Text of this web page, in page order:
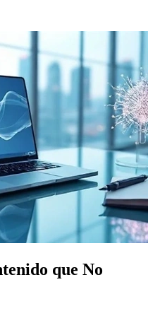
que No